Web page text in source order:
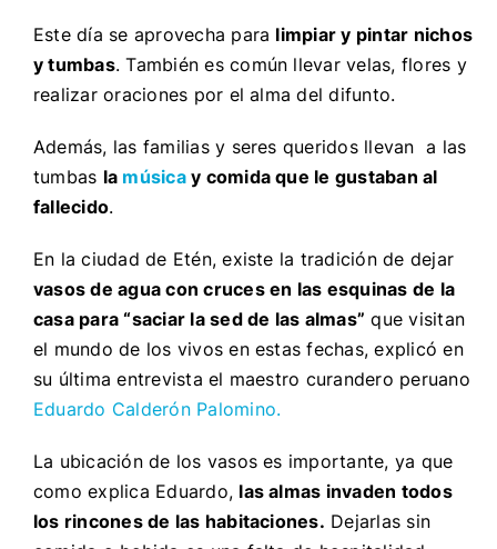
Este día se aprovecha para limpiar y pintar nichos
y tumbas. También es común llevar velas, flores y
realizar oraciones por el alma del difunto.
Además, las familias y seres queridos llevan a las
tumbas la músicay comida que le gustaban al
fallecido.
En la ciudad de Etén, existe la tradición de dejar
vasos de agua con cruces en las esquinas de la
casa para “saciar la sed de las almas” que visitan
el mundo de los vivos en estas fechas, explicó en
su última entrevista el maestro curandero peruano
Eduardo Calderón Palomino.
La ubicación de los vasos es importante, ya que
como explica Eduardo, las almas invaden todos
los rincones de las habitaciones. Dejarlas sin